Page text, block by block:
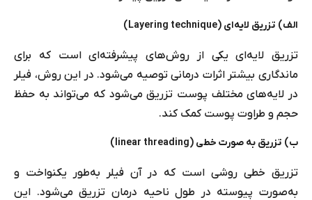
الف) تزریق‌ لایه‌ای (Layering technique)
تزریق‌ لایه‌ای یکی از روش‌های پیشرفته‌ای است که برای
ماندگاری بیشتر اثرات درمانی توصیه می‌شود. در این روش، فیلر
در لایه‌های مختلف پوست تزریق می‌شود که می‌تواند به حفظ
حجم و طراوت پوست کمک کند.
ب) تزریق به صورت خطی (linear threading)
تزریق خطی روشی است که در آن فیلر به‌طور یکنواخت و
به‌صورت پیوسته در طول ناحیه درمان تزریق می‌شود. این